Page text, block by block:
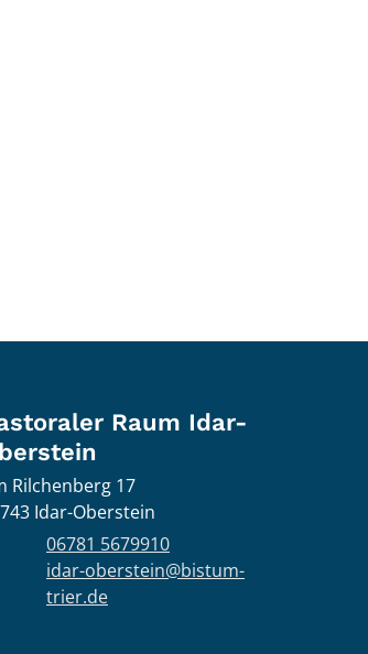
Raum Idar-
Rilchenberg 17
Idar-Oberstein
06781 5679910
idar-oberstein@bistum-
trier.de